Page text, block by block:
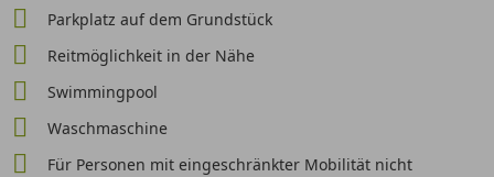
Parkplatz auf dem Grundstück
Reitmöglichkeit in der Nähe
Swimmingpool
Waschmaschine
Für Personen mit eingeschränkter Mobilität nicht